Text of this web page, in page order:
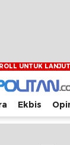
berita
Ekbis